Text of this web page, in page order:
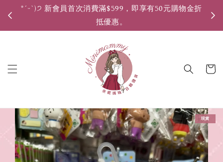
*ˊᵕˋ)੭ 新會員首次消費滿$599，即享有50元購物金折
抵優惠。
現貨